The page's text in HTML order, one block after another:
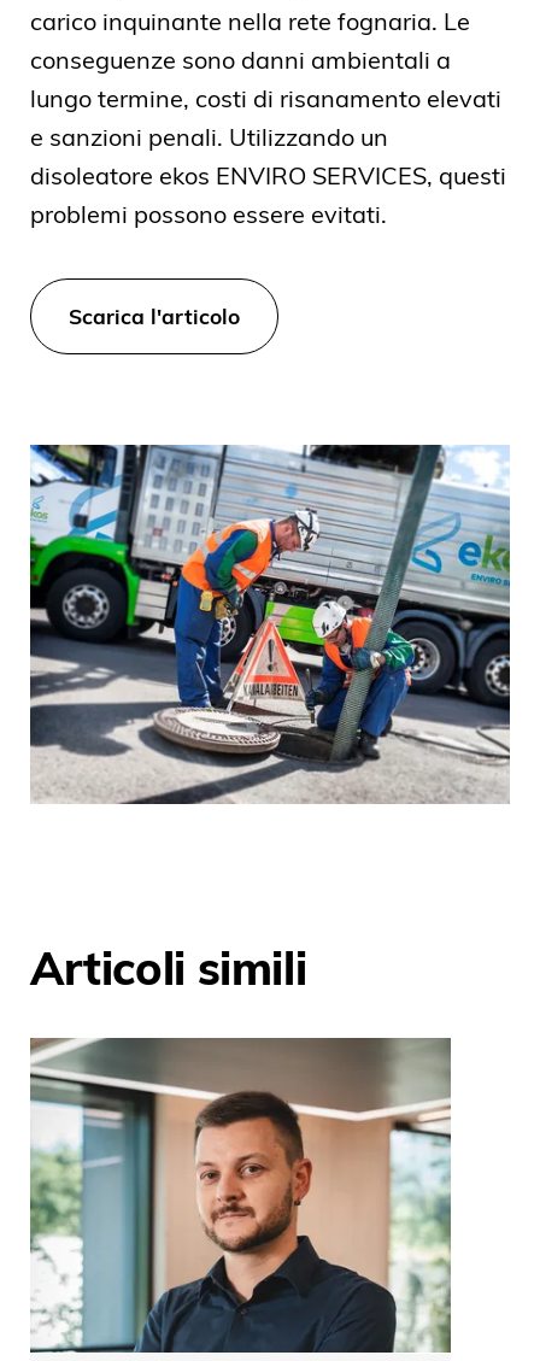
carico inquinante nella rete fognaria. Le
conseguenze sono danni ambientali a
lungo termine, costi di risanamento elevati
e sanzioni penali. Utilizzando un
disoleatore ekos ENVIRO SERVICES, questi
problemi possono essere evitati.
Scarica l'articolo
Articoli simili